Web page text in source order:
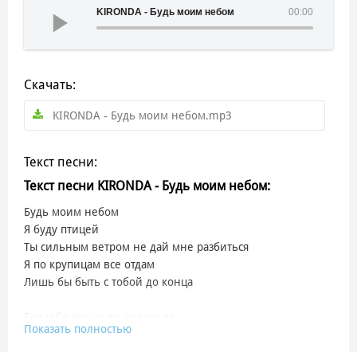
00:00
KIRONDA - Будь моим небом
Скачать:
KIRONDA - Будь моим небом.mp3
Текст песни:
Текст песни KIRONDA - Будь моим небом:
Будь моим небом
Я буду птицей
Ты сильным ветром не дай мне разбиться
Я по крупицам все отдам
Лишь бы быть с тобой до конца
Я будто в пустоте
Показать полностью